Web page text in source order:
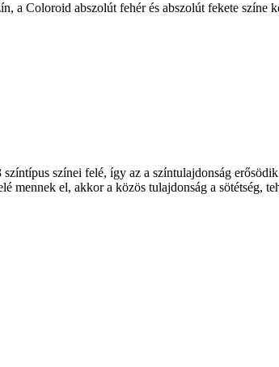
a Coloroid abszolút fehér és abszolút fekete színe
színei felé, így az a színtulajdonság
mennek el, akkor a közös tulajdonság a sötétség,